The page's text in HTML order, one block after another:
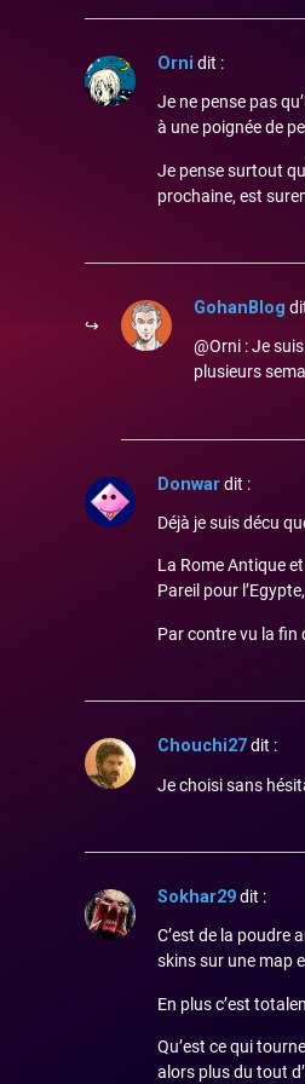
Orni dit :
Je ne pense pas
à une poignée de
Je pense surtout
prochaine, est
GohanBlog
@Orni : Je
plusieurs
Donwardit :
Déjà je suis décu
La Rome Antique
Pareil pour
Par contre vu la fin
Chouchi27dit :
Je choisi sans
Sokhar29dit :
C’est de la poudre
skins sur une map
En plus c’est
Qu’est ce qui
alors plus du tout